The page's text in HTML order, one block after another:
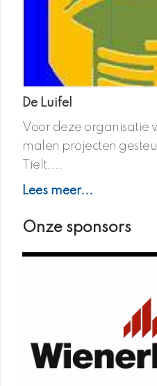
De Luifel
Voor deze organisatie
malen projecten
Tielt....
Lees meer...
Onze sponsors